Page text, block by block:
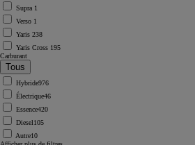
Supra 1
Verso 1
Yaris 238
Yaris Cross 195
Carburant
Hybride976
Électrique46
Essence420
Diesel105
Autre10